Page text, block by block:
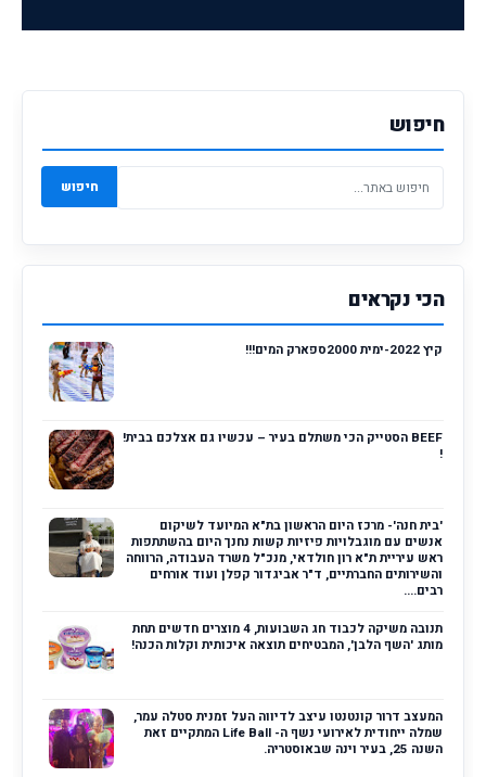
חיפוש
חיפוש
הכי נקראים
קיץ 2022-ימית 2000ספארק המים!!!
BEEF הסטייק הכי משתלם בעיר – עכשיו גם אצלכם בבית!
!
'בית חנה'- מרכז היום הראשון בת"א המיועד לשיקום
אנשים עם מוגבלויות פיזיות קשות נחנך היום בהשתתפות
ראש עיריית ת"א רון חולדאי, מנכ"ל משרד העבודה, הרווחה
והשירותים החברתיים, ד"ר אביגדור קפלן ועוד אורחים
רבים....
תנובה משיקה לכבוד חג השבועות, 4 מוצרים חדשים תחת
מותג 'השף הלבן', המבטיחים תוצאה איכותית וקלות הכנה!
המעצב דרור קונטנטו עיצב לדיווה העל זמנית סטלה עמר,
שמלה ייחודית לאירועי נשף ה- Life Ball המתקיים זאת
השנה 25, בעיר וינה שבאוסטריה.